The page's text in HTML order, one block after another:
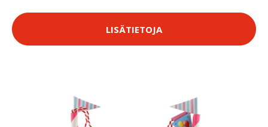
LISÄTIETOJA